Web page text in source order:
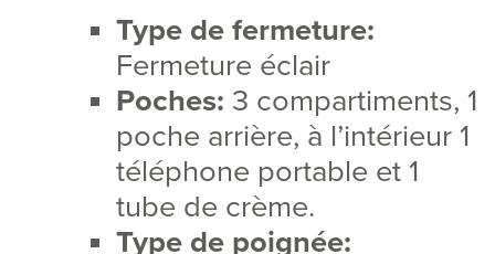
Type de fermeture:
Fermeture éclair
Poches: 3 compartiments, 1
poche arrière, à l’intérieur 1
téléphone portable et 1
tube de crème.
Type de poignée: